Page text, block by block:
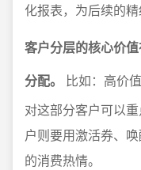
化报表，为后续的
客户分层的核心价
分配。
比如：高价
对这部分客户可以
户则要用激活券、
的消费热情。